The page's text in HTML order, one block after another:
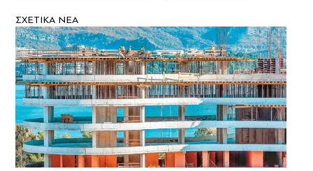
ΣXETIKA NEA